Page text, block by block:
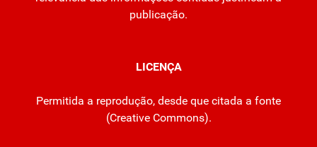
publicação.
LICENÇA
Permitida a reprodução, desde que citada a fonte
(Creative Commons).